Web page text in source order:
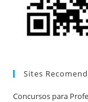
Sites
Concursos para